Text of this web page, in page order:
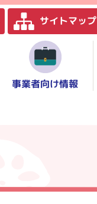
サイトマップ
事業者向け情報